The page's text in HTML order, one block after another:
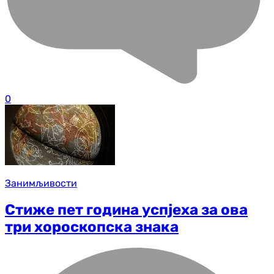
0
Занимљивости
Стиже пет година успјеха за ова
три хороскопска знака